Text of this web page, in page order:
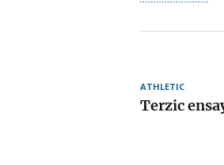
ATHLETIC
Terzic